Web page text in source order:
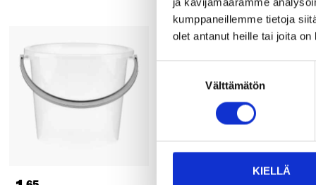
kumppaneillemme tietoja
olet antanut heille tai joita
Välttämätön
KIELLÄ